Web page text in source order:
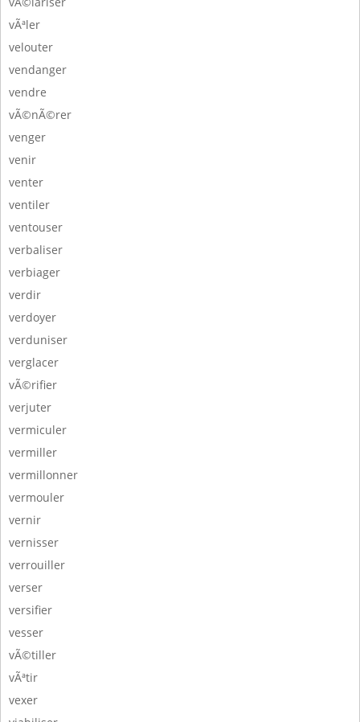
vÃªler
velouter
vendanger
vendre
vÃ©nÃ©rer
venger
venir
venter
ventiler
ventouser
verbaliser
verbiager
verdir
verdoyer
verduniser
verglacer
vÃ©rifier
verjuter
vermiculer
vermiller
vermillonner
vermouler
vernir
vernisser
verrouiller
verser
versifier
vesser
vÃ©tiller
vÃªtir
vexer